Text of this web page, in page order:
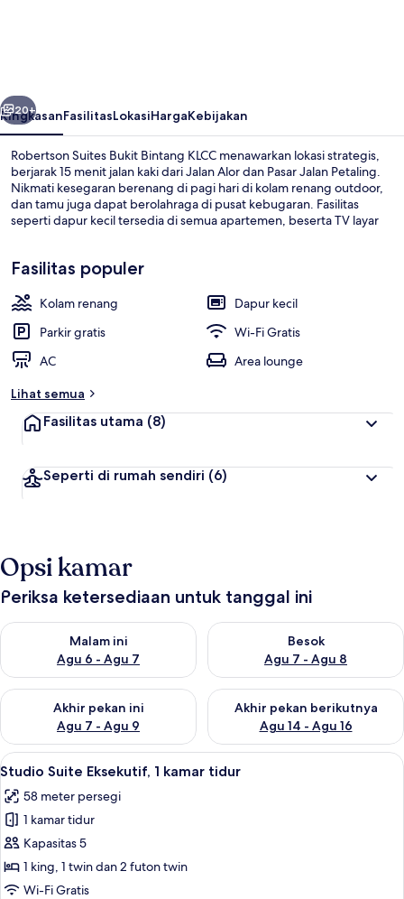
Kolam renang outdoor
Berikutnya
20+
RingkasanFasilitasLokasiHargaKebijakan
Robertson Suites Bukit Bintang KLCC menawarkan lokasi strategis,
berjarak 15 menit jalan kaki dari Jalan Alor dan Pasar Jalan Petaling.
Nikmati kesegaran berenang di pagi hari di kolam renang outdoor,
dan tamu juga dapat berolahraga di pusat kebugaran. Fasilitas
seperti dapur kecil tersedia di semua apartemen, beserta TV layar
menit.
Fasilitas populer
Kolam renang
Dapur kecil
Parkir gratis
Wi-Fi Gratis
AC
Area lounge
Lihat semua
Fasilitas utama (8)
Seperti di rumah sendiri (6)
Opsi kamar
Periksa ketersediaan untuk tanggal ini
Malam ini
Agu 6 - Agu 7
Periksa ketersediaan untuk malam ini Agu 6 - Agu 7
Besok
Agu 7 - Agu 8
Periksa ketersediaan untuk
Akhir pekan ini
Agu 7 - Agu 9
Periksa ketersediaan untuk akhir pekan ini Agu 7 - Agu 9
Akhir pekan berikutnya
Agu 14 - Agu 16
Periksa ketersediaan untuk
Lihat
semua
foto
untuk
Studio
Suite
Eksekutif,
Studio Suite Eksekutif, 1 kamar tidur
5
Studio Suite Eksekutif, 1 kamar tidur
58 meter persegi
1 kamar tidur
Kapasitas 5
1 king, 1 twin dan 2 futon twin
Wi-Fi Gratis